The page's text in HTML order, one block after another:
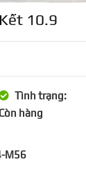
10.9
Tình trạng:
Còn hàng
M56